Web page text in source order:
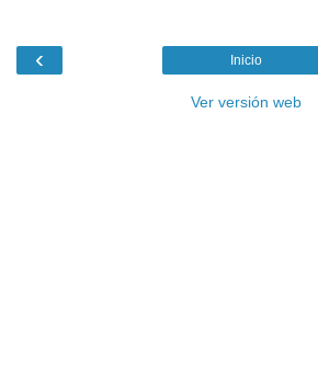
‹ Inicio
Ver versión web